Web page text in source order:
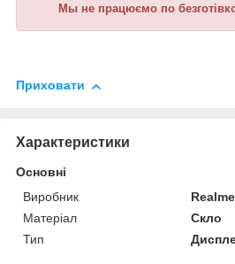
Мы не працюємо по
Приховати
Характеристики
Основні
Виробник
Realme
Матеріал
Скло
Тип